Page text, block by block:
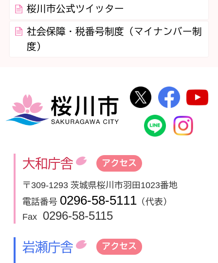
桜川市公式ツイッター
社会保障・税番号制度（マイナンバー制
度）
桜川市
桜川市公式
桜川
桜川市公
大和庁舎 アクセス
〒309-1293 茨城県桜川市羽田1023番地
電話番号 0296-58-5111 （代表）
Fax
0296-58-5115
岩瀬庁舎 アクセス